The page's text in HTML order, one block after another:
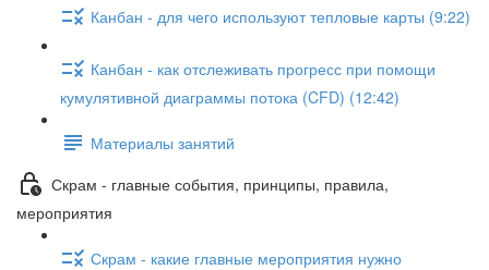
Канбан - для чего используют тепловые карты (9:22)
Канбан - как отслеживать прогресс при помощи
кумулятивной диаграммы потока (CFD) (12:42)
Материалы занятий
Скрам - главные события, принципы, правила,
мероприятия
Скрам - какие главные мероприятия нужно